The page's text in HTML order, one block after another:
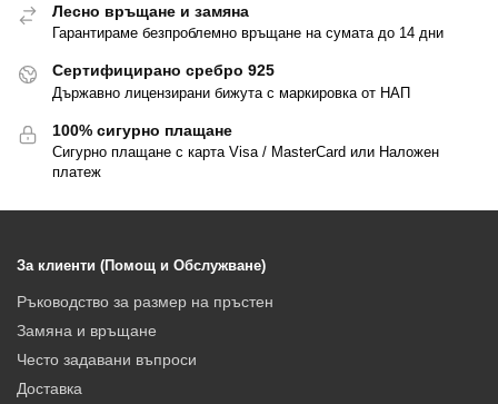
Лесно връщане и замяна
Гарантираме безпроблемно връщане на сумата до 14 дни
Сертифицирано сребро 925
Държавно лицензирани бижута с маркировка от НАП
100% сигурно плащане
Сигурно плащане с карта Visa / MasterCard или Наложен
платеж
За клиенти (Помощ и Обслужване)
Ръководство за размер на пръстен
Замяна и връщане
Често задавани въпроси
Доставка